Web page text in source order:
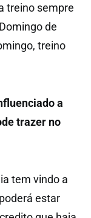
treino sempre
de
treino
a
trazer no
tem vindo a
estar